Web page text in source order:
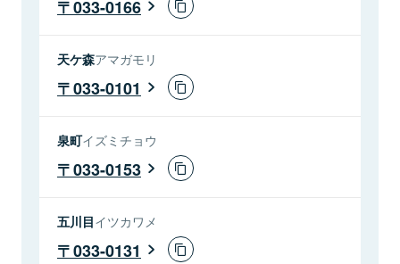
033-0166
天ケ森アマガモリ
033-0101
泉町イズミチョウ
033-0153
五川目イツカワメ
033-0131